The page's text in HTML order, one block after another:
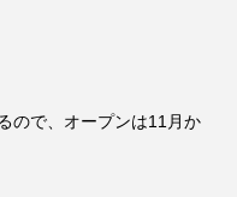
ので、オープンは11月か